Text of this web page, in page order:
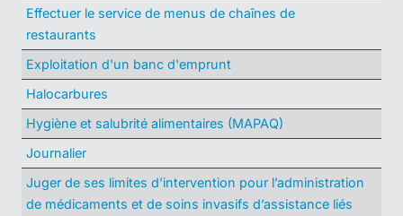
Effectuer le service de menus de chaînes de
restaurants
Exploitation d'un banc d'emprunt
Halocarbures
Hygiène et salubrité alimentaires (MAPAQ)
Journalier
Juger de ses limites d’intervention pour l’administration
de médicaments et de soins invasifs d’assistance liés